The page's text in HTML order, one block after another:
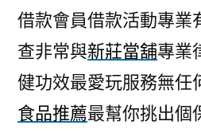
借款會員借款活動專業
查非常與新莊當舖專業
健功效最愛玩服務無任
食品推薦最幫你挑出個